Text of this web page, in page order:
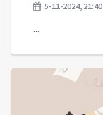
5-11-2024, 21:40
...